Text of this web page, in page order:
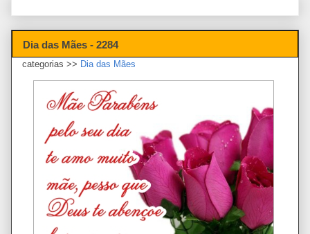
Dia das Mães - 2284
categorias >> Dia das Mães